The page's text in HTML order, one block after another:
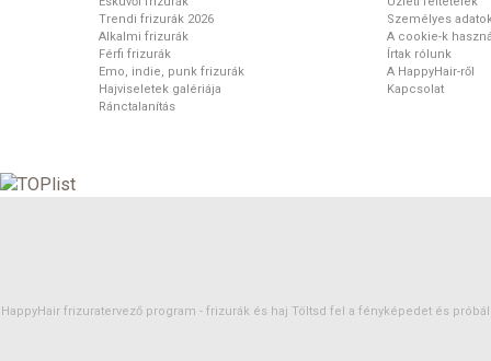
Trendi frizurák 2026
Alkalmi frizurák
Férfi frizurák
Emo, indie, punk frizurák
Hajviseletek galériája
Ránctalanítás
Személyes
A cookie-k
Írtak rólunk
A HappyHair-ről
Kapcsolat
HappyHair frizuratervező program - frizurák és haj Töltsd fel a fényképedet és